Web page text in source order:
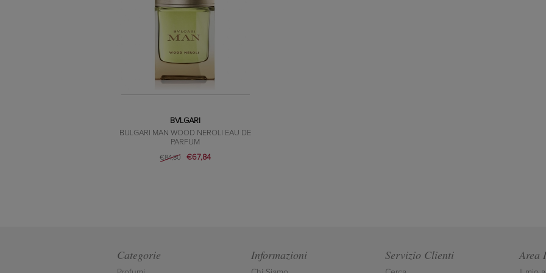
BVLGARI
BULGARI MAN WOOD NEROLI EAU DE
PARFUM
€84,80 €67,84
Categorie Informazioni Servizio Clienti Area